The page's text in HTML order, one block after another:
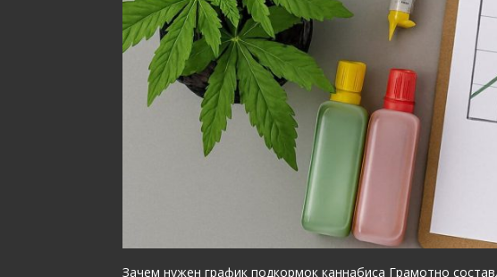
Зачем нужен график подкормок каннабиса Грамотно